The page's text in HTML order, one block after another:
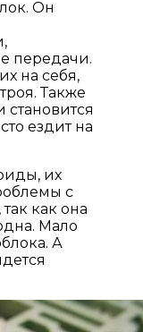
Он
передачи.
на себя,
Также
ездит на
их
с
как она
Мало
А